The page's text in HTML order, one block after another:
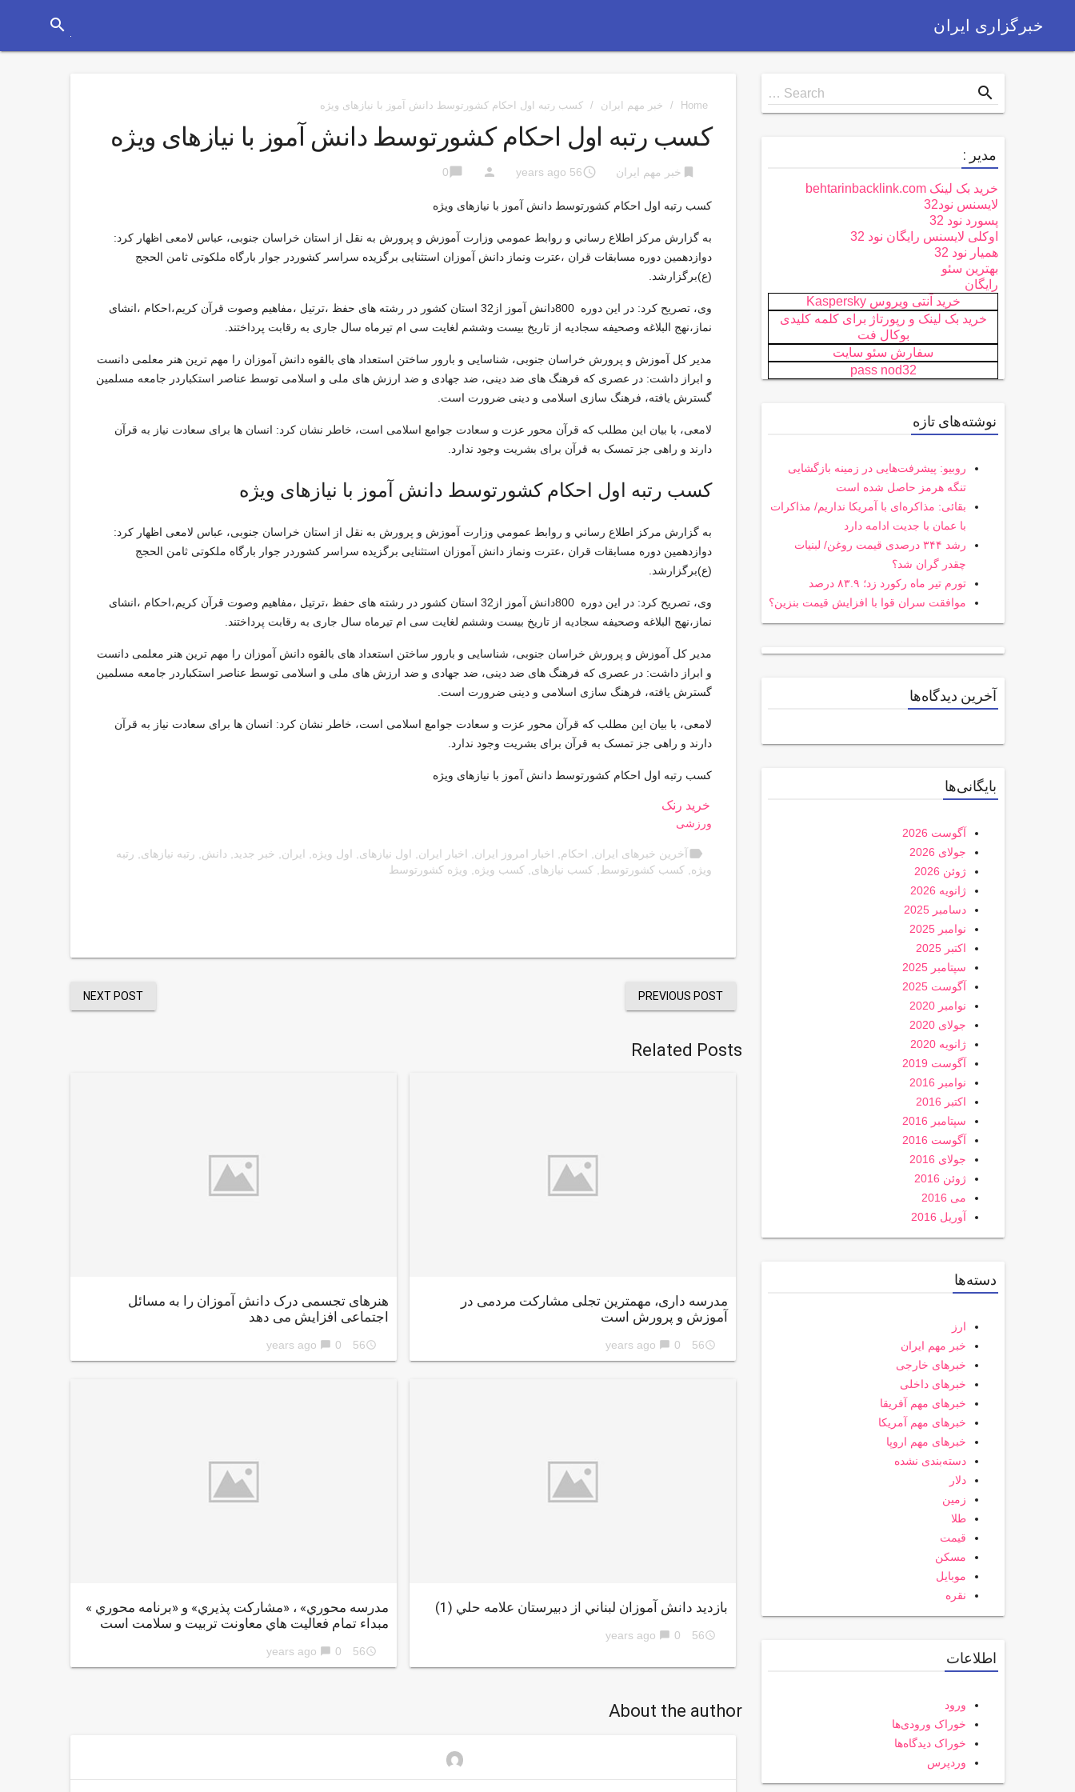
خبرگزاری ایران search
Home
/ خبر مهم ایران / کسب رتبه اول احکام کشورتوسط دانش آموز با نیازهای ویژه
کسب رتبه اول احکام کشورتوسط دانش آموز با نیازهای ویژه
bookmark خبر مهم ایران access_time
56 years ago
person
chat_bubble
0
کسب رتبه اول احکام کشورتوسط دانش آموز با نیازهای ویژه
به گزارش مركز اطلاع رساني و روابط عمومي وزارت آموزش و پرورش به نقل از استان خراسان جنوبی، عباس لامعی اظهار کرد:
دوازدهمین دوره مسابقات قران ،عترت ونماز دانش آموزان استثنایی برگزیده سراسر كشوردر جوار بارگاه ملكوتی ثامن الحجج
(ع)برگزارشد.
وی، تصریح کرد: در این دوره 800دانش آموز از32 استان كشور در رشته های ­حفظ ،ترتیل ،مفاهیم وصوت قرآن کریم،احكام ،انشای
نماز،نهج البلاغه وصحیفه سجادیه از تاریخ بیست وششم لغایت سی ام تیرماه سال جاری به رقابت پرداختند.
مدیر کل آموزش و پرورش خراسان جنوبی، شناسایی و بارور ساختن استعداد های بالقوه دانش آموزان را مهم ترین هنر معلمی دانست
و ابراز داشت: در عصری که فرهنگ های ضد دینی، ضد جهادی و ضد ارزش های ملی و اسلامی توسط عناصر استکباردر جامعه مسلمین
گسترش یافته، فرهنگ سازی اسلامی و دینی ضرورت است.
لامعی، با بیان این مطلب که قرآن محور عزت و سعادت جوامع اسلامی است، خاطر نشان کرد: انسان ها برای سعادت نیاز به قرآن
دارند و راهی جز تمسک به قرآن برای بشریت وجود ندارد.
کسب رتبه اول احکام کشورتوسط دانش آموز با نیازهای ویژه
به گزارش مركز اطلاع رساني و روابط عمومي وزارت آموزش و پرورش به نقل از استان خراسان جنوبی، عباس لامعی اظهار کرد:
دوازدهمین دوره مسابقات قران ،عترت ونماز دانش آموزان استثنایی برگزیده سراسر كشوردر جوار بارگاه ملكوتی ثامن الحجج
(ع)برگزارشد.
وی، تصریح کرد: در این دوره 800دانش آموز از32 استان كشور در رشته های ­حفظ ،ترتیل ،مفاهیم وصوت قرآن کریم،احكام ،انشای
نماز،نهج البلاغه وصحیفه سجادیه از تاریخ بیست وششم لغایت سی ام تیرماه سال جاری به رقابت پرداختند.
مدیر کل آموزش و پرورش خراسان جنوبی، شناسایی و بارور ساختن استعداد های بالقوه دانش آموزان را مهم ترین هنر معلمی دانست
و ابراز داشت: در عصری که فرهنگ های ضد دینی، ضد جهادی و ضد ارزش های ملی و اسلامی توسط عناصر استکباردر جامعه مسلمین
گسترش یافته، فرهنگ سازی اسلامی و دینی ضرورت است.
لامعی، با بیان این مطلب که قرآن محور عزت و سعادت جوامع اسلامی است، خاطر نشان کرد: انسان ها برای سعادت نیاز به قرآن
دارند و راهی جز تمسک به قرآن برای بشریت وجود ندارد.
کسب رتبه اول احکام کشورتوسط دانش آموز با نیازهای ویژه
خرید رنک
ورزشی
label آخرین خبرهای ایران احکام اخبار امروز ایران اخبار ایران اول نیازهای اول ویژه ایران خبر جدید دانش رتبه نیازهای
رتبه
ویژه کسب کشورتوسط کسب نیازهای کسب ویژه ویژه کشورتوسط
PREVIOUS POST
NEXT POST
Related Posts
مدرسه داری، مهمترین تجلی مشارکت مردمی در
آموزش و پرورش است
access_time
56 years ago
chat_bubble 0
هنرهای تجسمی درک دانش آموزان را به مسائل
اجتماعی افزایش می دهد
access_time
56 years ago
chat_bubble 0
بازديد دانش آموزان لبناني از دبيرستان علامه حلي (1)
access_time
56 years ago
chat_bubble 0
مدرسه محوري» ، «مشاركت پذيري» و «برنامه محوري »
مبداء تمام فعاليت هاي معاونت تربيت و سلامت است
access_time
56 years ago
chat_bubble 0
About the author
Search
for
Search … search
مدیر :
خرید بک لینک behtarinbacklink.com
لایسنس نود32
پسورد نود 32
اوکلی لایسنس رایگان نود 32
همیار نود 32
بهترین سئو
رایگان
خرید آنتی ویروس Kaspersky
خرید بک لینک و رپورتاژ برای کلمه کلیدی
بوکال فت
سفارش سئو سایت
pass nod32
نوشته‌های تازه
روبیو: پیشرفت‌هایی در زمینه بازگشایی
تنگه هرمز حاصل شده است
بقائی: مذاکره‌ای با آمریکا نداریم/ مذاکرات
با عمان با جدیت ادامه دارد
رشد ۳۴۴ درصدی قیمت روغن/ لبنیات
چقدر گران شد؟
تورم تیر ماه رکورد زد؛ ۸۳.۹ درصد
موافقت سران قوا با افزایش قیمت بنزین؟
آخرین دیدگاه‌ها
بایگانی‌ها
آگوست 2026
جولای 2026
ژوئن 2026
ژانویه 2026
دسامبر 2025
نوامبر 2025
اکتبر 2025
سپتامبر 2025
آگوست 2025
نوامبر 2020
جولای 2020
ژانویه 2020
آگوست 2019
نوامبر 2016
اکتبر 2016
سپتامبر 2016
آگوست 2016
جولای 2016
ژوئن 2016
می 2016
آوریل 2016
دسته‌ها
ارز
خبر مهم ایران
خبرهای خارجی
خبرهای داخلی
خبرهای مهم آفریقا
خبرهای مهم آمریکا
خبرهای مهم اروپا
دسته‌بندی نشده
دلار
زمین
طلا
قیمت
مسکن
موبایل
نقره
اطلاعات
ورود
خوراک ورودی‌ها
خوراک دیدگاه‌ها
وردپرس